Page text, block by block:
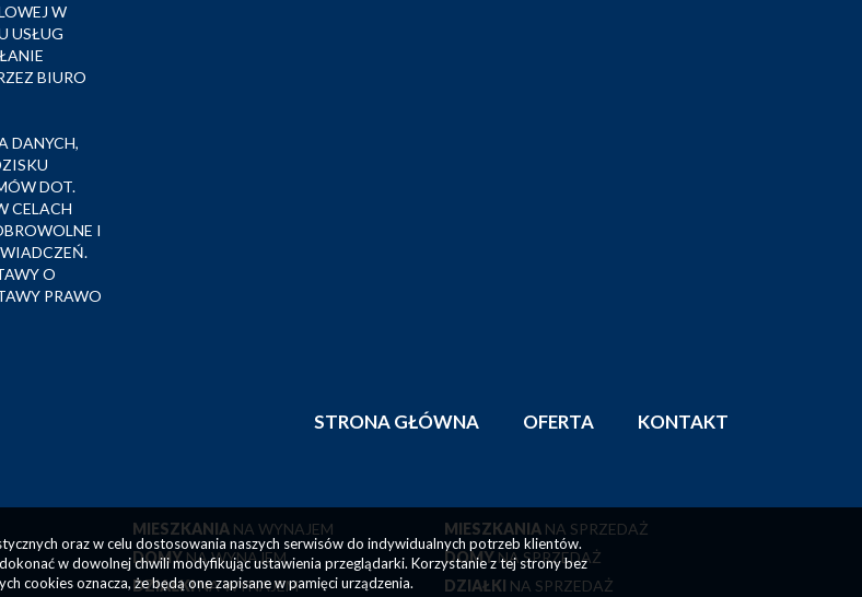
W
USŁUG
BIURO
DANYCH,
DOT.
CELACH
I
O
PRAWO
STRONA GŁÓWNA OFERTA KONTAKT
MIESZKANIA NA WYNAJEM
DOMYNA WYNAJEM
DZIAŁKINA WYNAJEM
MIESZKANIA NA SPRZEDAŻ
DOMYNA SPRZEDAŻ
DZIAŁKI NA SPRZEDAŻ
oraz w celu dostosowania naszych serwisów do indywidualnych potrzeb klientów.
w dowolnej chwili modyfikując ustawienia przeglądarki. Korzystanie z tej strony bez
cookies oznacza, że będą one zapisane w pamięci urządzenia.